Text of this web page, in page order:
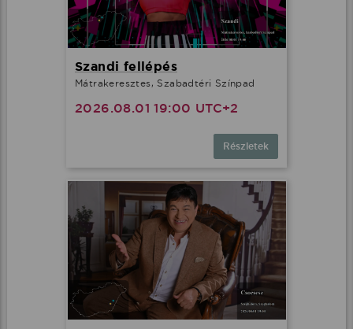
Szandi fellépés
Mátrakeresztes, Szabadtéri Színpad
2026.08.01 19:00 UTC+2
Részletek